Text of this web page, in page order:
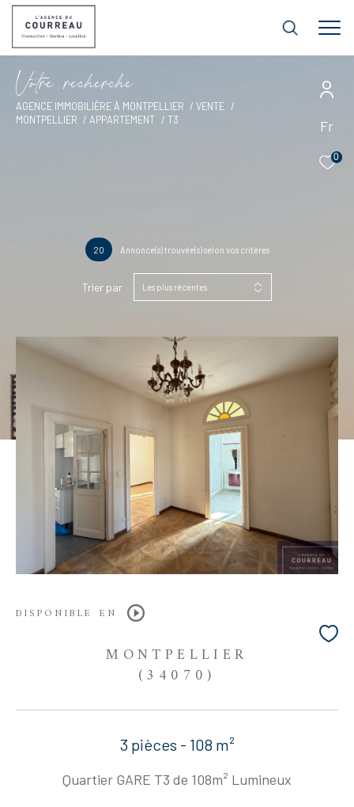
Fr
0
Votre recherche
AGENCE IMMOBILIÈRE À MONTPELLIER
VENTE
MONTPELLIER
APPARTEMENT T3
20 Annonce(s) trouvée(s) selon vos critères
Trier par Les plus récentes
DISPONIBLE EN
MONTPELLIER
(34070)
3 pièces - 108 m²
Quartier GARE T3 de 108m² Lumineux